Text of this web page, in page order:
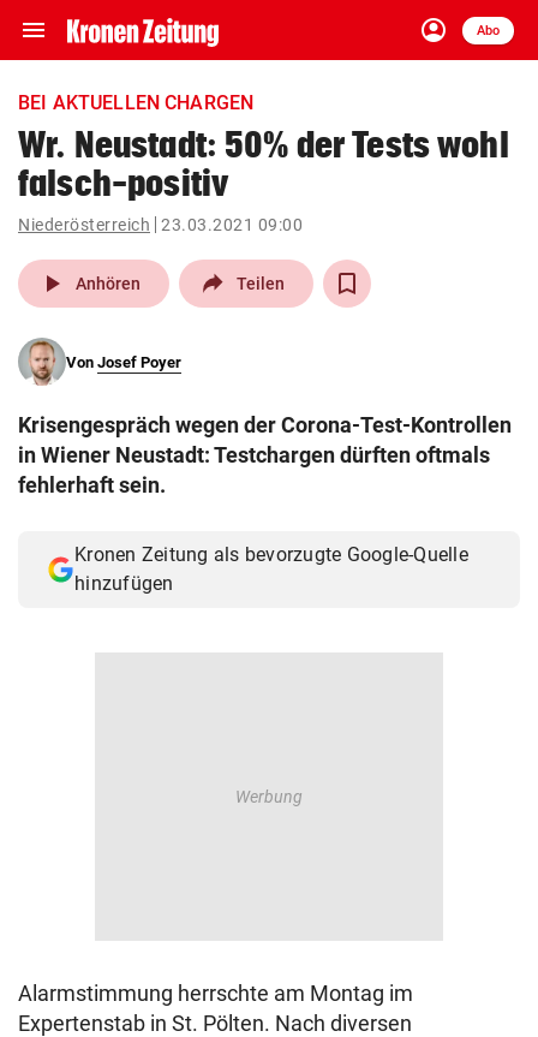
menu Navigation
ein-/ausklappen
account_circle
Anmelden
Abo
close Schließen
account_circle Anmelden
pin_drop
Wien arrow_right
search
eingeben
© Krone Multimedia GmbH & Co KG 2026
Muthgasse 2, 1190 Wien
BEI AKTUELLEN CHARGEN
Wr. Neustadt: 50% der Tests wohl
falsch-positiv
Niederösterreich 23.03.2021 09:00
play_arrow Anhören Teilen
Von Josef Poyer
Krisengespräch wegen der Corona-Test-Kontrollen
in Wiener Neustadt: Testchargen dürften oftmals
fehlerhaft sein.
Kronen Zeitung als bevorzugte Google-Quelle
hinzufügen
Alarmstimmung herrschte am Montag im
Expertenstab in St. Pölten. Nach diversen